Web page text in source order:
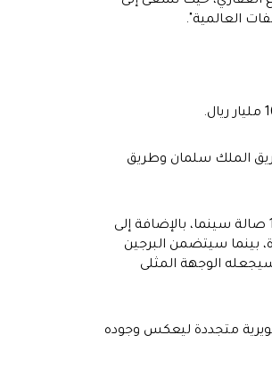
العالمية".
الملك سلمان وطريق
ومن المتوقع أن يصبح الأڤنيوز- الرياض أحد أبرز العلامات الاستثمارية والتجارية في الشرق الأوسط، حيث سيتضمن 9 مناطق تسوق، وأكثر من 19 صالة سينما، بالإضافة إلى
بينما سيتضمن البرجين
عيادات طبية ومواقف سيارات تتسع لنحو أكثر من 15 ألف مركبة، مما سيجعله الوجهة المثلى
متجددة ليعكس وجوده